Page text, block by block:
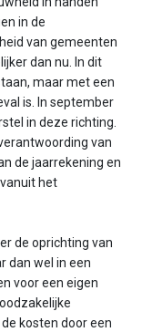
in de
van gemeenten
dan nu. In dit
maar met een
is. In september
in deze richting.
van
de jaarrekening en
het
de oprichting van
dan wel in een
voor een eigen
kosten door een